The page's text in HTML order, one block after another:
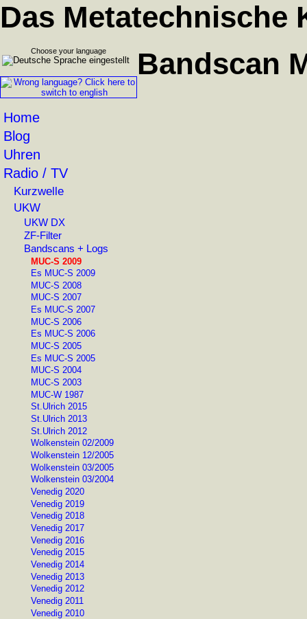
Das Metatechnische
Choose your language
Home
Blog
Uhren
Radio / TV
Kurzwelle
UKW
UKW DX
ZF-Filter
Bandscans + Logs
MUC-S 2009
Es MUC-S 2009
MUC-S 2008
MUC-S 2007
Es MUC-S 2007
MUC-S 2006
Es MUC-S 2006
MUC-S 2005
Es MUC-S 2005
MUC-S 2004
MUC-S 2003
MUC-W 1987
St.Ulrich 2015
St.Ulrich 2013
St.Ulrich 2012
Wolkenstein 02/2009
Wolkenstein 12/2005
Wolkenstein 03/2005
Wolkenstein 03/2004
Venedig 2020
Venedig 2019
Venedig 2018
Venedig 2017
Venedig 2016
Venedig 2015
Venedig 2014
Venedig 2013
Venedig 2012
Venedig 2011
Venedig 2010
Bandscan